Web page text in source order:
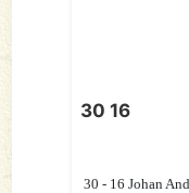
30 16
30 - 16 Johan